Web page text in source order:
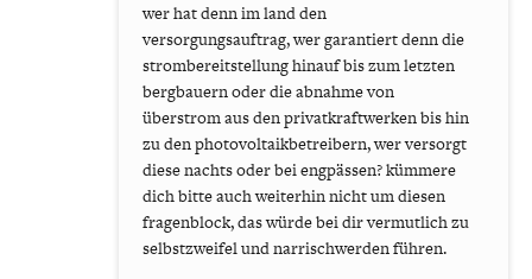
wer hat denn im land den
versorgungsauftrag, wer garantiert denn die
strombereitstellung hinauf bis zum letzten
bergbauern oder die abnahme von
überstrom aus den privatkraftwerken bis hin
zu den photovoltaikbetreibern, wer versorgt
diese nachts oder bei engpässen? kümmere
dich bitte auch weiterhin nicht um diesen
fragenblock, das würde bei dir vermutlich zu
selbstzweifel und narrischwerden führen.